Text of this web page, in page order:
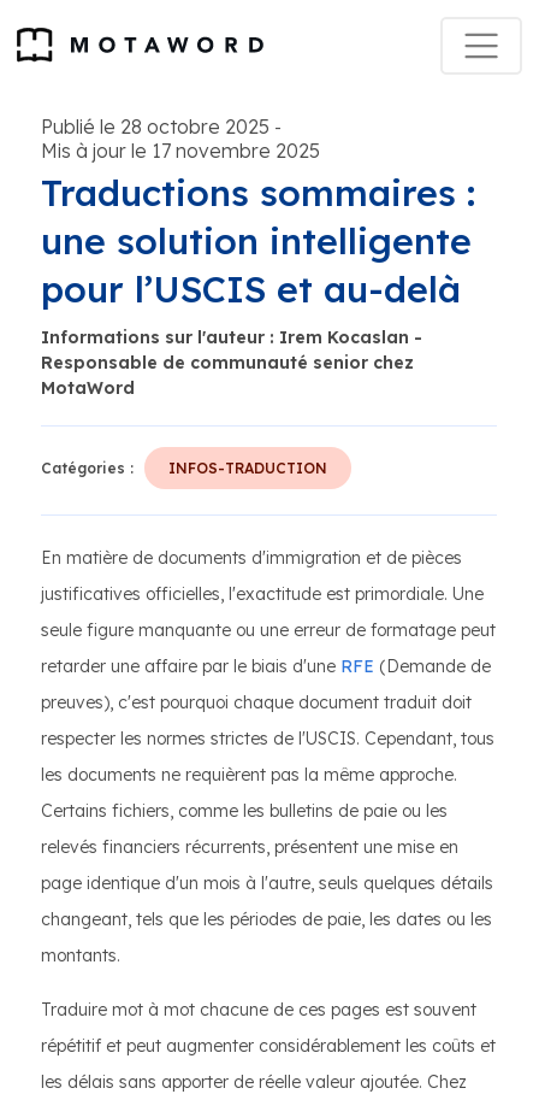
Publié le 28 octobre 2025 -
Mis à jour le 17 novembre 2025
Traductions sommaires :
une solution intelligente
pour l’USCIS et au-delà
Informations sur l'auteur : Irem Kocaslan -
Responsable de communauté senior chez
MotaWord
Catégories : INFOS-TRADUCTION
En matière de documents d'immigration et de pièces
justificatives officielles, l'exactitude est primordiale. Une
seule figure manquante ou une erreur de formatage peut
retarder une affaire par le biais d'une RFE (Demande de
preuves), c'est pourquoi chaque document traduit doit
respecter les normes strictes de l'USCIS. Cependant, tous
les documents ne requièrent pas la même approche.
Certains fichiers, comme les bulletins de paie ou les
relevés financiers récurrents, présentent une mise en
page identique d'un mois à l'autre, seuls quelques détails
changeant, tels que les périodes de paie, les dates ou les
montants.
Traduire mot à mot chacune de ces pages est souvent
répétitif et peut augmenter considérablement les coûts et
les délais sans apporter de réelle valeur ajoutée. Chez